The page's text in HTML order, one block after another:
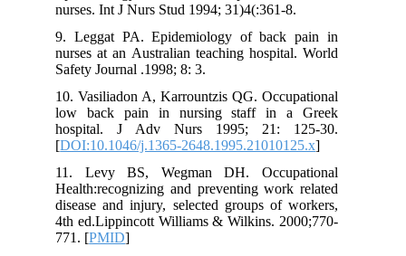
nurses. Int J Nurs Stud 1994; 31)4(:361-
9. Leggat PA. Epidemiology of
nurses at an Australian teaching
Safety Journal .1998; 8: 3.
10. Vasiliadon A, Karrountzis QG.
low back pain in nursing staff in
hospital. J Adv Nurs 1995; 21:
[DOI:10.1046/j.1365-
11. Levy BS, Wegman DH.
Health:recognizing and preventing
disease and injury, selected groups of
4th ed.Lippincott Williams & Wilkins.